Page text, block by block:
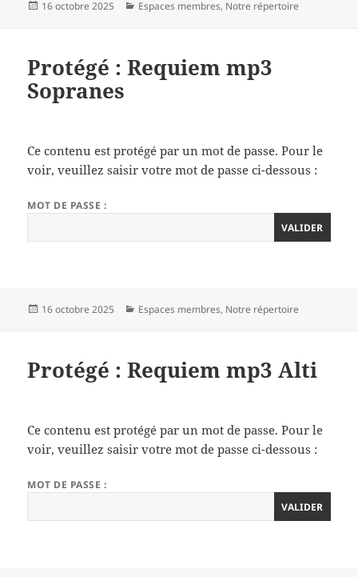
Publié
16 octobre 2025 Catégories
Espaces membres, Notre répertoire
Protégé : Requiem mp3
Sopranes
Ce contenu est protégé par un mot de passe. Pour le
voir, veuillez saisir votre mot de passe ci-dessous :
MOT DE PASSE :
Publié
16 octobre 2025 Catégories
Espaces membres, Notre répertoire
Protégé : Requiem mp3 Alti
Ce contenu est protégé par un mot de passe. Pour le
voir, veuillez saisir votre mot de passe ci-dessous :
MOT DE PASSE :